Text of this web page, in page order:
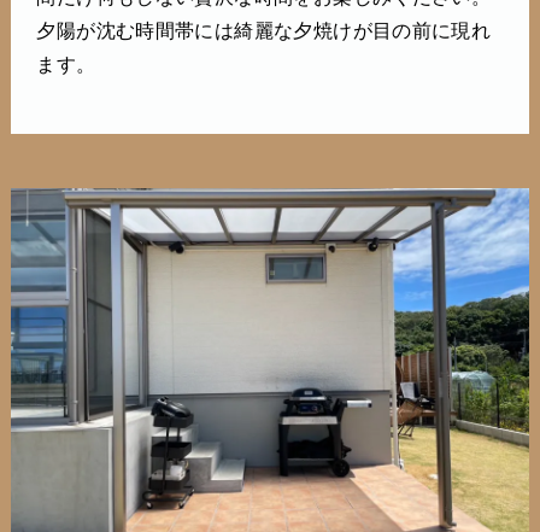
夕陽が沈む時間帯には綺麗な夕焼けが目の前に現れ
ます。